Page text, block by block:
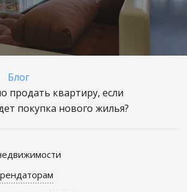
Блог
продать квартиру, если
покупка нового жилья?